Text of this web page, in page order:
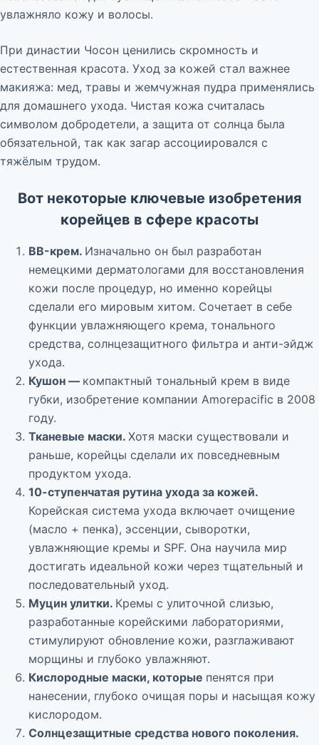
увлажняло кожу и волосы.
При династии Чосон ценились скромность и
естественная красота. Уход за кожей стал важнее
макияжа: мед, травы и жемчужная пудра применялись
для домашнего ухода. Чистая кожа считалась
символом добродетели, а защита от солнца была
обязательной, так как загар ассоциировался с
тяжёлым трудом.
Вот некоторые ключевые изобретения
корейцев в сфере красоты
BB-крем. Изначально он был разработан
немецкими дерматологами для восстановления
кожи после процедур, но именно корейцы
сделали его мировым хитом. Сочетает в себе
функции увлажняющего крема, тонального
средства, солнцезащитного фильтра и анти-эйдж
ухода.
Кушон — компактный тональный крем в виде
губки, изобретение компании Amorepacific в 2008
году.
Тканевые маски. Хотя маски существовали и
раньше, корейцы сделали их повседневным
продуктом ухода.
10-ступенчатая рутина ухода за кожей.
Корейская система ухода включает очищение
(масло + пенка), эссенции, сыворотки,
увлажняющие кремы и SPF. Она научила мир
достигать идеальной кожи через тщательный и
последовательный уход.
Муцин улитки. Кремы с улиточной слизью,
разработанные корейскими лабораториями,
стимулируют обновление кожи, разглаживают
морщины и глубоко увлажняют.
Кислородные маски, которые пенятся при
нанесении, глубоко очищая поры и насыщая кожу
кислородом.
Солнцезащитные средства нового поколения.